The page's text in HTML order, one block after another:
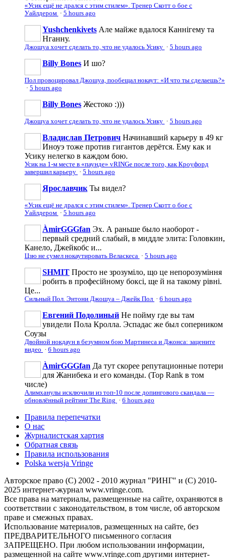
«Усик ещё не дрался с этим стилем». Тренер Скотт о бое с
Уайлдером · 5 hours ago
Yushchenkivets Але майже вдалося Каннігему та
Нганну.
Джошуа хочет сделать то, что не удалось Усику · 5 hours ago
Billy Bones И шо?
Пол провоцировал Джошуа, пообещал нокаут: «И что ты сделаешь?»
· 5 hours ago
Billy Bones Жестоко :)))
Джошуа хочет сделать то, что не удалось Усику · 5 hours ago
Владислав Петрович Начинавший карьеру в 49 кг
Иноуэ тоже против гигантов дерётся. Ему как и
Усику нелегко в каждом бою.
Усик на 1-м месте в «паунде» vRINGe после того, как Кроуфорд
завершил карьеру · 5 hours ago
Ярославчик Ты видел?
«Усик ещё не дрался с этим стилем». Тренер Скотт о бое с
Уайлдером · 5 hours ago
ÀmirGGGfan Эх. А раньше было наоборот -
первый средний слабый, в миддле элита: Головкин,
Канело, Джейкобс и...
Цзю не сумел нокаутировать Веласкеса · 5 hours ago
SHMIT Просто не зрозуміло, що це непорозуміння
робить в професійному боксі, ще й на такому рівні.
Це...
Сильный Пол. Энтони Джошуа – Джейк Пол · 6 hours ago
Евгений Подолиный Не пойму где вы там
увидели Пола Кролла. Эспадас же был соперником
Соузы
Двойной нокдаун в безумном бою Мартинеса и Джонса: зацените
видео · 6 hours ago
ÀmirGGGfan Да тут скорее репутационные потери
для Жанибека и его команды. (Top Rank в том
числе)
Алимханулы исключили из топ-10 после допингового скандала —
обновлённый рейтинг The Ring · 6 hours ago
Правила перепечатки
О нас
Журналистская хартия
Обратная связь
Правила использования
Polska wersja Vringe
Авторское право (С) 2002 - 2010 журнал "РИНГ" и (С) 2010-
2025 интернет-журнал www.vringe.com.
Все права на материалы, размещенные на сайте, охраняются в
соответствии с законодательством, в том числе, об авторском
праве и смежных правах.
Использование материалов, размещенных на сайте, без
ПРЕДВАРИТЕЛЬНОГО письменного согласия
ЗАПРЕЩЕНО. При любом использовании информации,
размещенной на сайте www.vringe.com другими интернет-